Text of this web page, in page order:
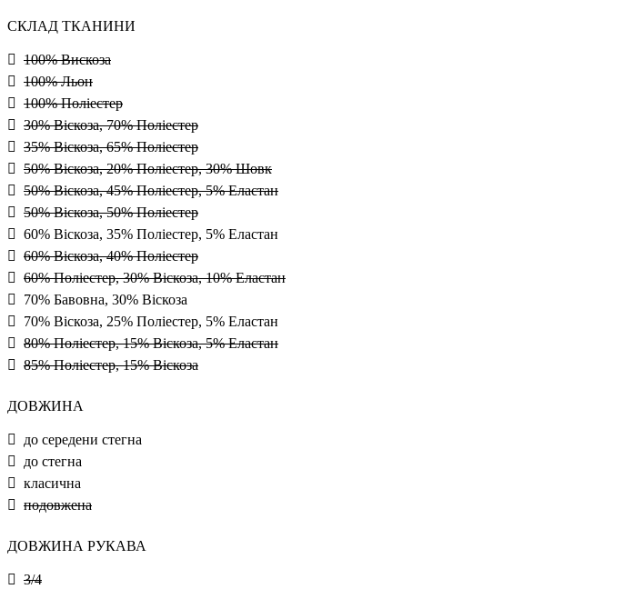
СКЛАД ТКАНИНИ
100% Вискоза
100% Льон
100% Поліестер
30% Віскоза, 70% Поліестер
35% Віскоза, 65% Поліестер
50% Віскоза, 20% Поліестер, 30% Шовк
50% Віскоза, 45% Поліестер, 5% Еластан
50% Віскоза, 50% Поліестер
60% Віскоза, 35% Поліестер, 5% Еластан
60% Віскоза, 40% Поліестер
60% Поліестер, 30% Віскоза, 10% Еластан
70% Бавовна, 30% Віскоза
70% Віскоза, 25% Поліестер, 5% Еластан
80% Поліестер, 15% Віскоза, 5% Еластан
85% Поліестер, 15% Віскоза
ДОВЖИНА
до середени стегна
до стегна
класична
подовжена
ДОВЖИНА РУКАВА
3/4